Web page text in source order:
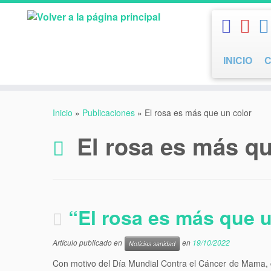
Saltar
INICIO
Inicio » Publicaciones » El rosa es más que un color
El rosa es más
“El rosa es más que
Artículo publicado en Noticias sanidad en 19/10/2022
Con motivo del Día Mundial Contra el Cáncer de